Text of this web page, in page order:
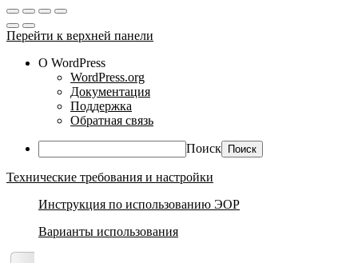
Перейти к верхней панели
О WordPress
WordPress.org
Документация
Поддержка
Обратная связь
Поиск
Технические требования и настройки
Инструкция по использованию ЭОР
Варианты использования